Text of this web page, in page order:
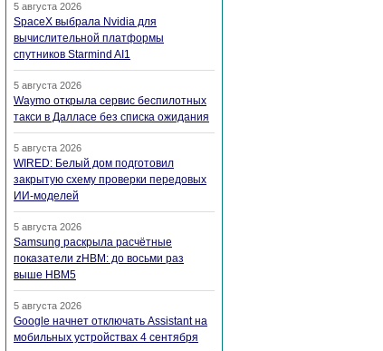
5 августа 2026
SpaceX выбрала Nvidia для
вычислительной платформы
спутников Starmind AI1
5 августа 2026
Waymo открыла сервис беспилотных
такси в Далласе без списка ожидания
5 августа 2026
WIRED: Белый дом подготовил
закрытую схему проверки передовых
ИИ-моделей
5 августа 2026
Samsung раскрыла расчётные
показатели zHBM: до восьми раз
выше HBM5
5 августа 2026
Google начнет отключать Assistant на
мобильных устройствах 4 сентября